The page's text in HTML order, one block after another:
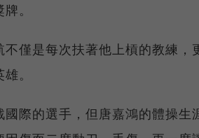
。
不僅是每次扶著他上槓的教練
。
際的選手，但唐嘉鴻的體操生